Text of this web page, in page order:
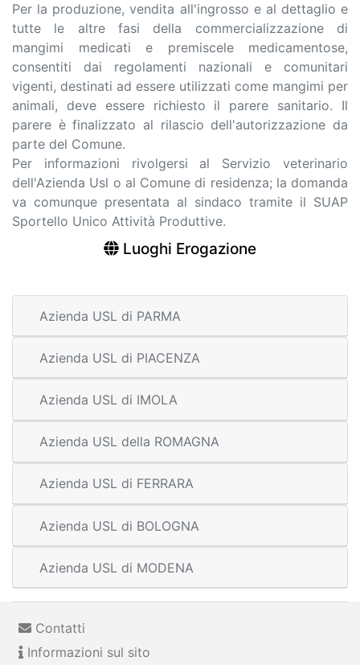
Per la produzione, vendita all'ingrosso e al dettaglio e
tutte le altre fasi della commercializzazione di
mangimi medicati e premiscele medicamentose,
consentiti dai regolamenti nazionali e comunitari
vigenti, destinati ad essere utilizzati come mangimi per
animali, deve essere richiesto il parere sanitario. Il
parere è finalizzato al rilascio dell'autorizzazione da
parte del Comune.
Per informazioni rivolgersi al Servizio veterinario
dell'Azienda Usl o al Comune di residenza; la domanda
va comunque presentata al sindaco tramite il SUAP
Sportello Unico Attività Produttive.
Luoghi Erogazione
Azienda USL di PARMA
Azienda USL di PIACENZA
Azienda USL di IMOLA
Azienda USL della ROMAGNA
Azienda USL di FERRARA
Azienda USL di BOLOGNA
Azienda USL di MODENA
Contatti
Informazioni sul sito